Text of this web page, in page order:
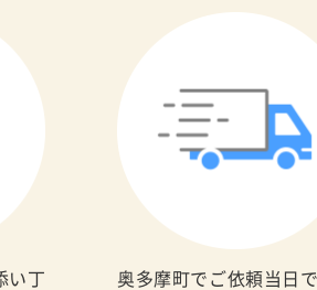
い丁
奥多摩町でご依頼当日